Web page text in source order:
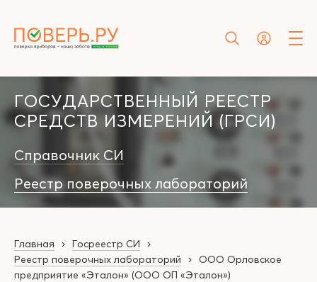
ГОСУДАРСТВЕННЫЙ РЕЕСТР
СРЕДСТВ ИЗМЕРЕНИЙ (ГРСИ)
Справочник СИ
Реестр поверочных лабораторий
Главная
Госреестр СИ
Реестр поверочных лабораторий
ООО Орловское
предприятие «Эталон» (ООО ОП «Эталон»)